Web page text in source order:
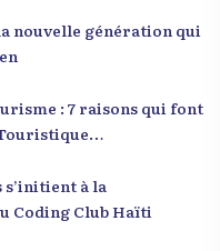
nouvelle génération qui
: 7 raisons qui font
à la
Coding Club Haïti